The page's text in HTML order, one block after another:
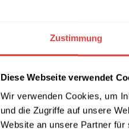
Zustimmung
Diese Webseite verwendet
Wir verwenden Cookies, um
und die Zugriffe auf unsere
Website an unsere Partner
11
11
1
Serviette
71,34€(inkl.
IN DEN